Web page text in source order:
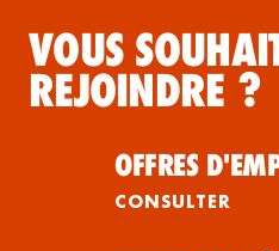
VOUS
REJOINDRE ?
OFFRES
CONSULTER